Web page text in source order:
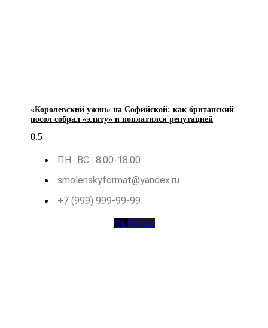
«Королевский ужин» на Софийской: как британский
посол собрал «элиту» и поплатился репутацией
ПН- ВС : 8:00-18:00
smolenskyformat@yandex.ru
+7 (999) 999-99-99
Vk Twitter